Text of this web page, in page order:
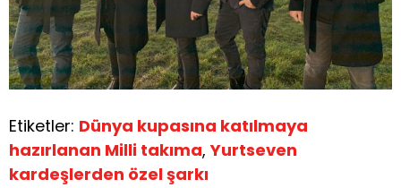
Etiketler: Dünya kupasına katılmaya
hazırlanan Milli takıma,Yurtseven
kardeşlerden özel şarkı